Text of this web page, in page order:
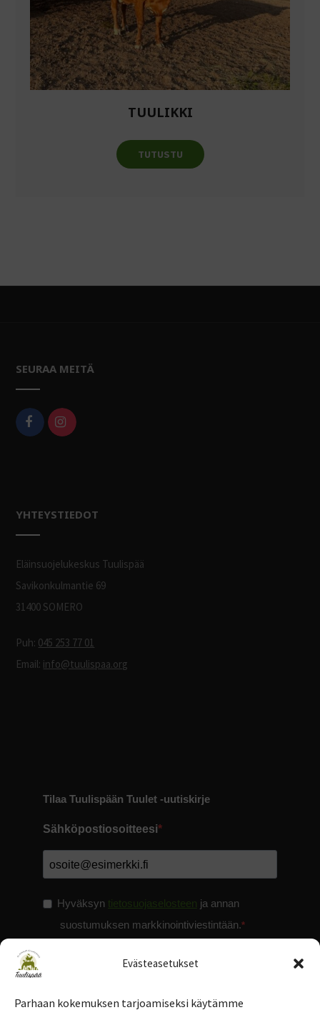
Evästeasetukset
Parhaan kokemuksen tarjoamiseksi käytämme
TUULIKKI
TUTUSTU
SEURAA MEITÄ
YHTEYSTIEDOT
Eläinsuojelukeskus Tuulispää
Savikonkulmantie 69
31400 SOMERO
Puh: 045 253 77 01
Email: info@tuulispaa.org
Tilaa Tuulispään Tuulet -uutiskirje
Sähköpostiosoitteesi
Hyväksyn tietosuojaselosteen ja annan
suostumuksen markkinointiviestintään.